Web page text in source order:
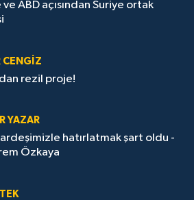
ve ABD açısından Suriye ortak
CENGIZ
rezil proje!
YAZAR
hatırlatmak şart oldu -
Özkaya